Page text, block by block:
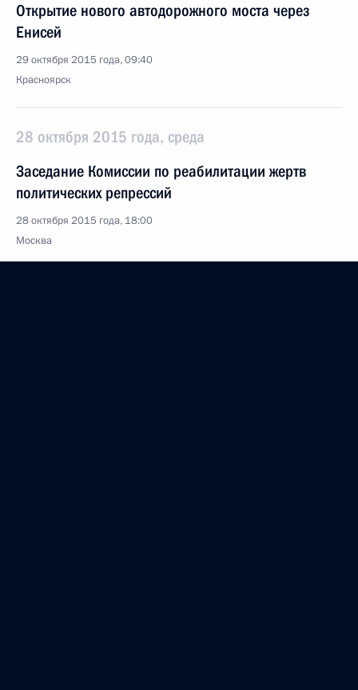
Открытие нового автодорожного моста через
Енисей
29 октября 2015 года, 09:40
Красноярск
28 октября 2015 года, среда
Заседание Комиссии по реабилитации жертв
политических репрессий
28 октября 2015 года, 18:00
Москва